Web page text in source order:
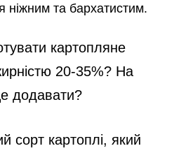
ніжним та бархатистим.
картопляне
20-35%? На
додавати?
сорт картоплі, який